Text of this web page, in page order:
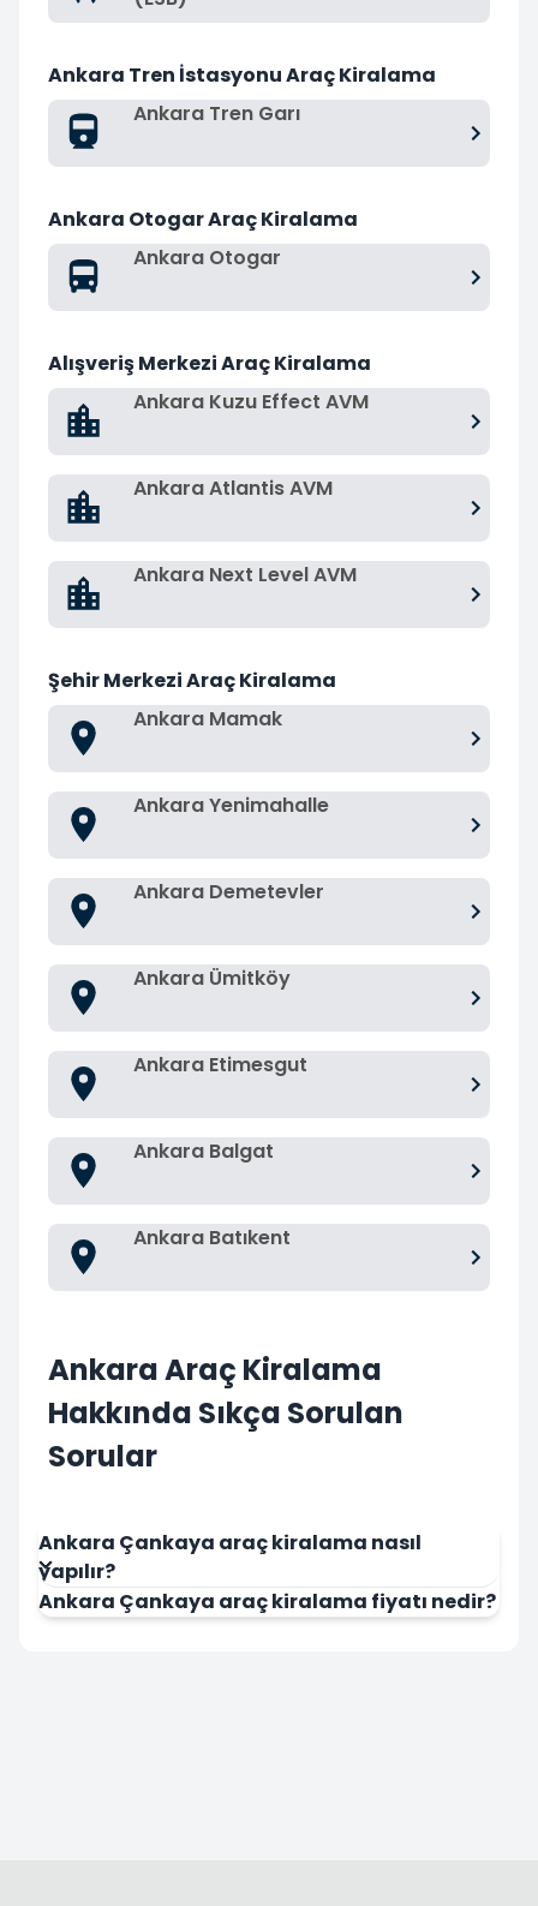
Ankara Tren İstasyonu Araç Kiralama
Ankara Tren Garı
Ankara Otogar Araç Kiralama
Ankara Otogar
Alışveriş Merkezi Araç Kiralama
Ankara Kuzu Effect AVM
Ankara Atlantis AVM
Ankara Next Level AVM
Şehir Merkezi Araç Kiralama
Ankara Mamak
Ankara Yenimahalle
Ankara Demetevler
Ankara Ümitköy
Ankara Etimesgut
Ankara Balgat
Ankara Batıkent
Ankara Araç Kiralama
Hakkında Sıkça Sorulan
Sorular
Ankara Çankaya araç kiralama nasıl
yapılır?
Ankara Çankaya araç kiralama fiyatı nedir?